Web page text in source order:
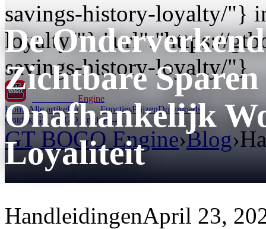
savings-history-loyalty/"}
loyalty/"},"url":"https://
savings-history-loyalty/"}
Engine
HomeAlle artikelen FunctiesPrijzenDownloads
Ontdek GT BOGO Engine →
GT BOGO Engine›Blog›
De
Zichtbare Sparen
Onafhankelijk
Loyaliteit
HandleidingenApril 23,